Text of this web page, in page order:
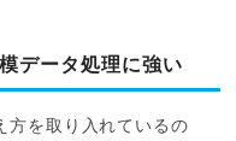
データ処理に強い
方を取り入れているの